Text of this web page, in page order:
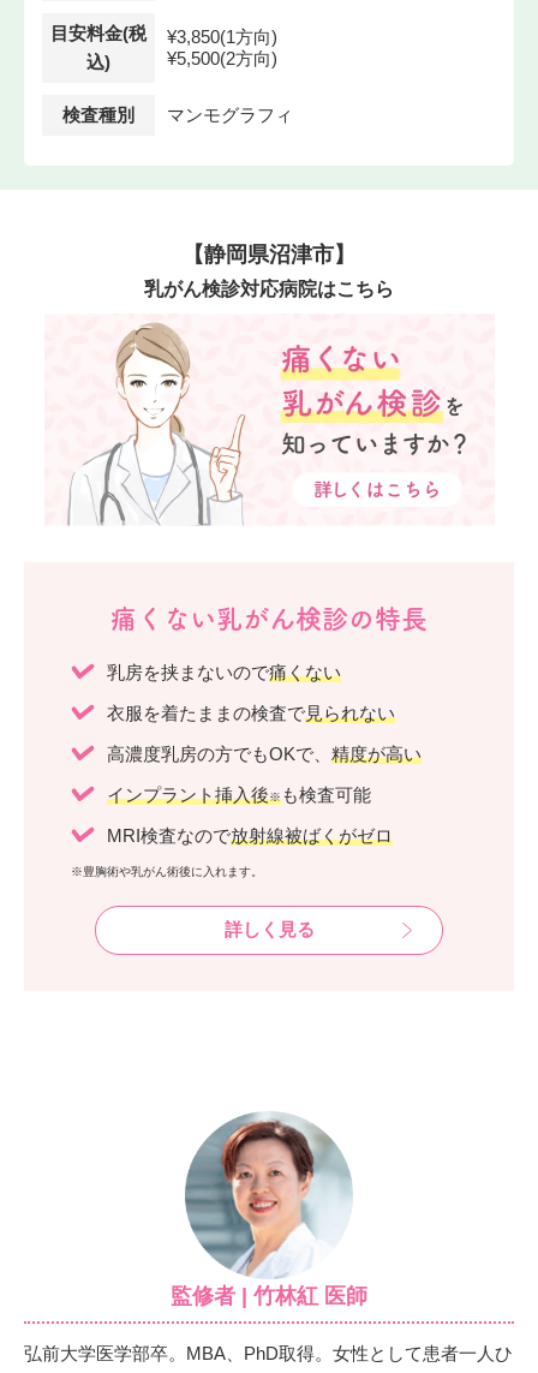
目安料金(税
込)
¥3,850(1方向)
¥5,500(2方向)
検査種別 マンモグラフィ
【静岡県沼津市】
乳がん検診対応病院はこちら
痛くない乳がん検診の特長
乳房を挟まないので痛くない
衣服を着たままの検査で見られない
高濃度乳房の方でもOKで、 精度が高い
インプラント挿入後※ も検査可能
MRI検査なので放射線被ばくがゼロ
※豊胸術や乳がん術後に入れます。
詳しく見る
監修者 | 竹林紅 医師
弘前大学医学部卒。MBA、PhD取得。女性として患者一人ひ